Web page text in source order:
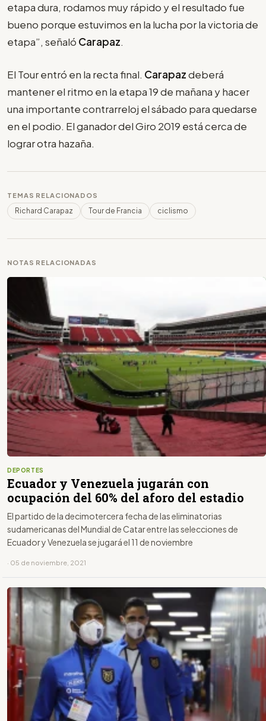
etapa dura, rodamos muy rápido y el resultado fue
bueno porque estuvimos en la lucha por la victoria de
etapa”, señaló Carapaz.
El Tour entró en la recta final. Carapazdeberá
mantener el ritmo en la etapa 19 de mañana y hacer
una importante contrarreloj el sábado para quedarse
en el podio. El ganador del Giro 2019 está cerca de
lograr otra hazaña.
TEMAS RELACIONADOS
Richard Carapaz Tour de Francia ciclismo
NOTAS RELACIONADAS
DEPORTES
Ecuador y Venezuela jugarán con
ocupación del 60% del aforo del estadio
El partido de la decimotercera fecha de las eliminatorias
sudamericanas del Mundial de Catar entre las selecciones de
Ecuador y Venezuela se jugará el 11 de noviembre
· 05 de noviembre, 2021